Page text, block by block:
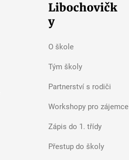
Libochovičk
y
O škole
Tým školy
Partnerství s rodiči
Workshopy pro zájemce
Zápis do 1. třídy
Přestup do školy